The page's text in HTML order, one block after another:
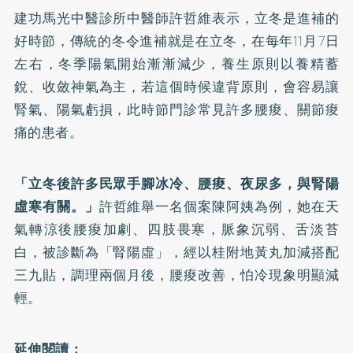
建功馬光中醫診所中醫師許哲維表示，立冬是進補的
好時節，傳統的冬令進補就是在立冬，在每年11月7日
左右，冬季陽氣開始漸漸減少，養生原則以養精蓄
銳、收斂神氣為主，若這個時候違背原則，會容易讓
腎氣、陽氣虧損，此時節門診常見許多腰痠、關節痠
痛的患者。
「立冬後許多民眾手腳冰冷、腰痠、夜尿多，與腎陽
虛寒有關。」 許哲維舉一名個案陳阿姨為例，她在天
氣轉涼後腰痠加劇、四肢畏寒，脈象沉弱、舌淡苔
白，被診斷為「腎陽虛」，經以桂附地黃丸加減搭配
三九貼，調理兩個月後，腰痠改善，怕冷現象明顯減
輕。